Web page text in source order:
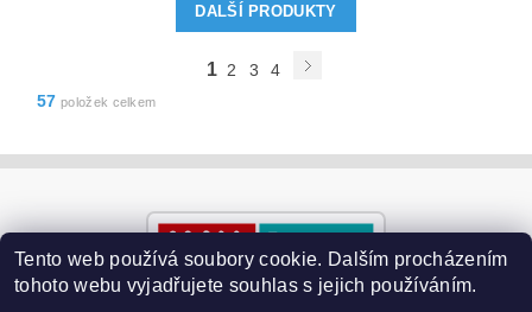
DALŠÍ PRODUKTY
1 2 3
4
57 položek celkem
Tento web používá soubory cookie. Dalším procházením
tohoto webu vyjadřujete souhlas s jejich používáním.